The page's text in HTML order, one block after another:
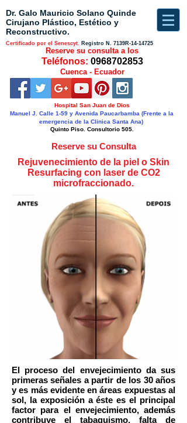
Dr. Galo Mauricio Solano Quinde
Cirujano Plástico, Estético y
Reconstructivo.
Certificado por el Senescyt. Registro N. 7139R-14-14725
Reserve su consulta a los
Teléfonos: 0968702853
Cuenca - Ecuador
Hospital San Juan de Dios
Manuel J. Calle 1-59 y Avenida Paucarbamba (Frente a la
emergencia de la Clinica Santa Ana)
Quinto Piso. Consultorio 505.
Reserve su Consulta
Rejuvenecimiento de la piel o Skin
Resurfacing con laser de CO2
microfraccionado.
El proceso del envejecimiento da sus
primeras señales a partir de los 30 años
y es más evidente en áreas expuestas al
sol, la exposición a éste es el principal
factor para el envejecimiento, además
contribuye el tabaquismo, falta de